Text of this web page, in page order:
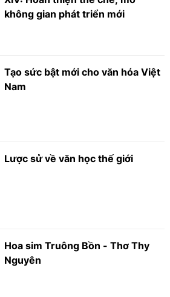
không gian phát triển mới
Tạo sức bật mới cho văn hóa Việt
Nam
Lược sử về văn học thế giới
Hoa sim Truông Bồn - Thơ Thy
Nguyên